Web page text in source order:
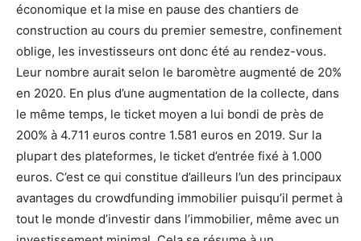
économique et la mise en pause des chantiers de
construction au cours du premier semestre, confinement
oblige, les investisseurs ont donc été au rendez-vous.
Leur nombre aurait selon le baromètre augmenté de 20%
en 2020. En plus d’une augmentation de la collecte, dans
le même temps, le ticket moyen a lui bondi de près de
200% à 4.711 euros contre 1.581 euros en 2019. Sur la
plupart des plateformes, le ticket d’entrée fixé à 1.000
euros. C’est ce qui constitue d’ailleurs l’un des principaux
avantages du crowdfunding immobilier puisqu’il permet à
tout le monde d’investir dans l’immobilier, même avec un